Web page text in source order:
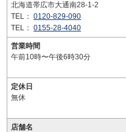
北海道帯広市大通南28-1-2
TEL： 0120-829-090
TEL： 0155-28-4040
営業時間
午前10時〜午後6時30分
定休日
無休
店舗名